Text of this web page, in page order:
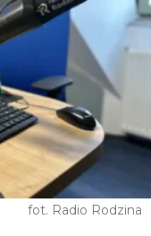
fot. Radio Rodzina